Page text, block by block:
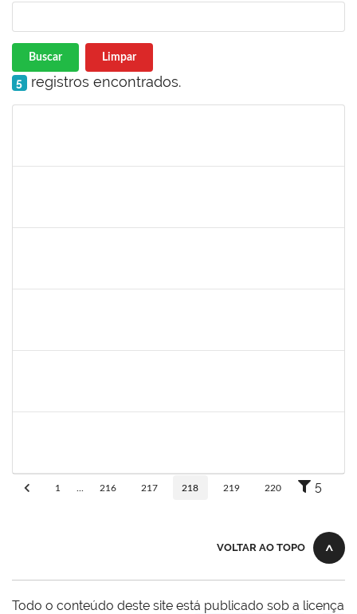
Buscar Limpar
5 registros encontrados.
1 216 217 218 219 220 5
VOLTAR AO TOPO
Todo o conteúdo deste site está publicado sob a licença